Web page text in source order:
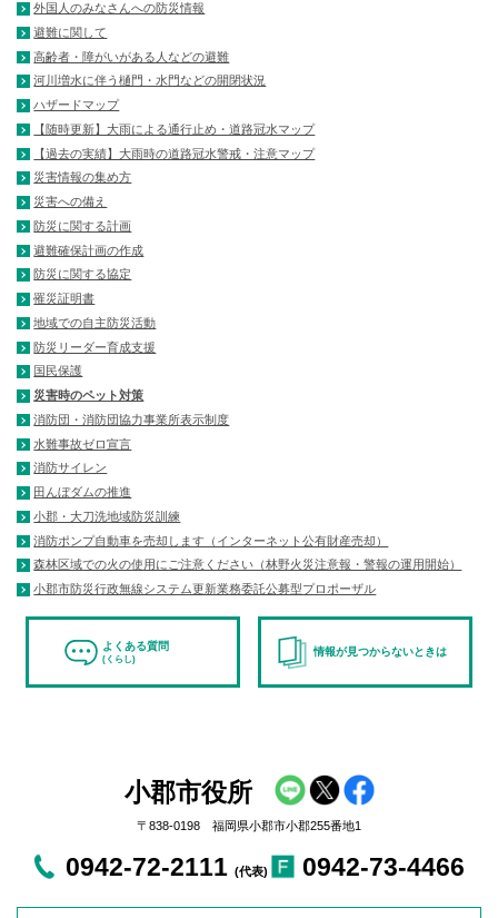
外国人のみなさんへの防災情報
避難に関して
高齢者・障がいがある人などの避難
河川増水に伴う樋門・水門などの開閉状況
ハザードマップ
【随時更新】大雨による通行止め・道路冠水マップ
【過去の実績】大雨時の道路冠水警戒・注意マップ
災害情報の集め方
災害への備え
防災に関する計画
避難確保計画の作成
防災に関する協定
罹災証明書
地域での自主防災活動
防災リーダー育成支援
国民保護
災害時のペット対策
消防団・消防団協力事業所表示制度
水難事故ゼロ宣言
消防サイレン
田んぼダムの推進
小郡・大刀洗地域防災訓練
消防ポンプ自動車を売却します（インターネット公有財産売却）
森林区域での火の使用にご注意ください（林野火災注意報・警報の運用開始）
小郡市防災行政無線システム更新業務委託公募型プロポーザル
よくある質問
(くらし)
情報が見つからないときは
小郡市役所
〒838-0198 福岡県小郡市小郡255番地1
0942-72-2111 (代表) 0942-73-4466